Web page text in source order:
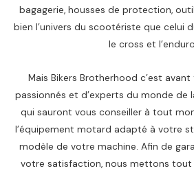
م
.
bagagerie, housses de protection,
bien l’univers du scootériste que celui
le cross et
Mais Bikers Brotherhood c’est
passionnés et d’experts du monde
qui sauront vous conseiller à tout
l’équipement motard adapté à votre
modèle de votre machine. Afin de
votre satisfaction, nous mettons tout